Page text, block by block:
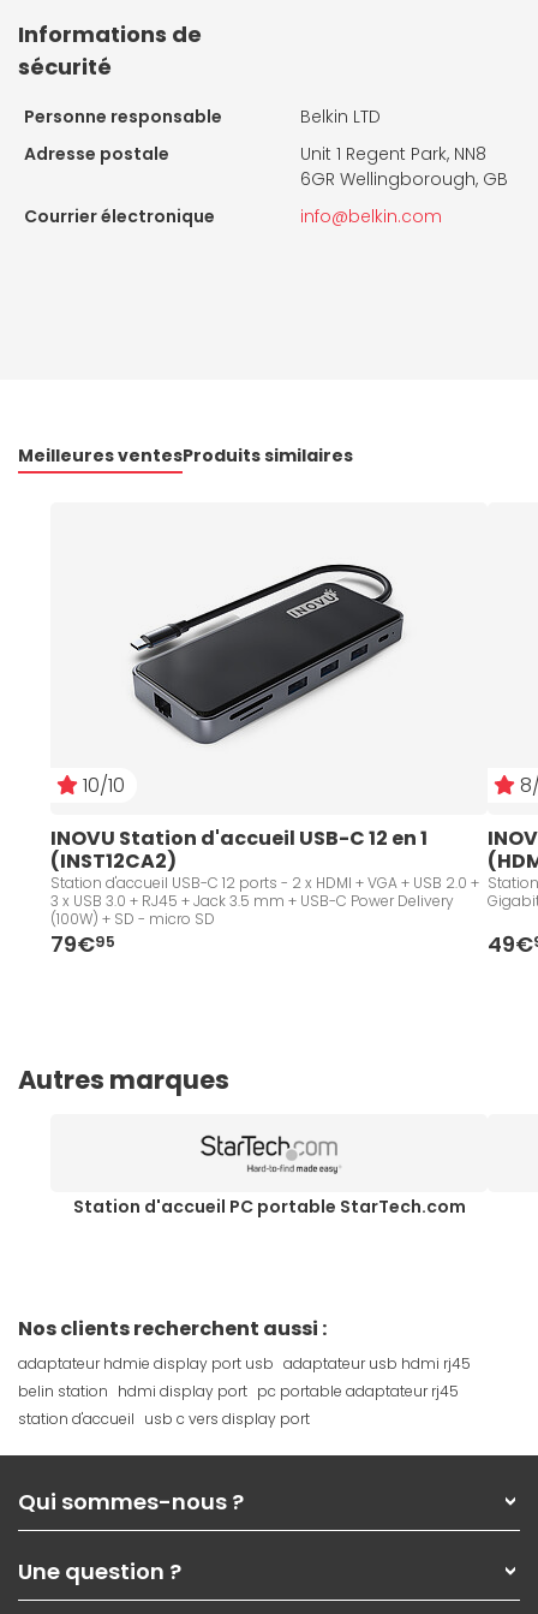
Informations de
sécurité
Personne responsable
Belkin LTD
Adresse postale
Unit 1 Regent Park, NN8
6GR Wellingborough, GB
Courrier électronique
info@belkin.com
Meilleures ventesProduits similaires
10/10
INOVU Station d'accueil USB-C 12 en 1
(INST12CA2)
Station d'accueil USB-C 12 ports - 2 x HDMI + VGA + USB 2.0 +
3 x USB 3.0 + RJ45 + Jack 3.5 mm + USB-C Power Delivery
(100W) + SD - micro SD
79€95 49€
Autres marques
Station d'accueil PC portable StarTech.com
Nos clients recherchent aussi :
adaptateur hdmie display port usb adaptateur usb hdmi rj45
belin station hdmi display port pc portable adaptateur rj45
station d'accueil usb c vers display port
Qui sommes-nous ?
Nos services
Les magasins Materiel.net
Une question ?